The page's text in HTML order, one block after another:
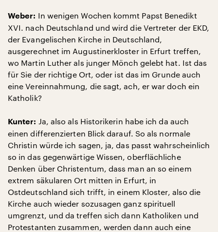
Weber: In wenigen Wochen kommt Papst Benedikt
XVI. nach Deutschland und wird die Vertreter der EKD,
der Evangelischen Kirche in Deutschland,
ausgerechnet im Augustinerkloster in Erfurt treffen,
wo Martin Luther als junger Mönch gelebt hat. Ist das
für Sie der richtige Ort, oder ist das im Grunde auch
eine Vereinnahmung, die sagt, ach, er war doch ein
Katholik?
Kunter: Ja, also als Historikerin habe ich da auch
einen differenzierten Blick darauf. So als normale
Christin würde ich sagen, ja, das passt wahrscheinlich
so in das gegenwärtige Wissen, oberflächliche
Denken über Christentum, dass man an so einem
extrem säkularen Ort mitten in Erfurt, in
Ostdeutschland sich trifft, in einem Kloster, also die
Kirche auch wieder sozusagen ganz spirituell
umgrenzt, und da treffen sich dann Katholiken und
Protestanten zusammen, werden dann auch eine